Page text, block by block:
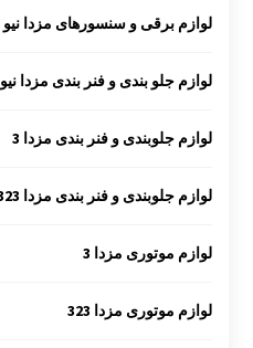
لوازم برقی و سنسورهای مزدا نیو
لوازم جلو بندی و فنر بندی مزدا نیو
لوازم جلوبندی و فنر بندی مزدا 3
لوازم جلوبندی و فنر بندی مزدا 323
لوازم موتوری مزدا 3
لوازم موتوری مزدا 323